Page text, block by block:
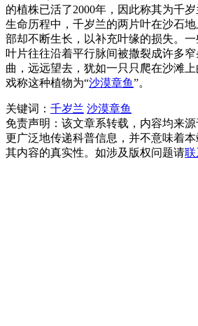
的植株已活了2000年，因此称其为千
生命历程中，千岁兰的两片叶在沙石
部却不断生长，以补充叶缘的损失。一
叶片往往沿着平行脉间被撒裂成许多
曲，远远望去，犹如一只只爬在沙滩
戏称这种植物为“沙漠章鱼”。
关键词： 千岁兰 沙漠章鱼
免责声明：该文章系转载，内容均来
更广泛地传递科普信息，并不意味着
其内容的真实性。如涉及版权问题请联